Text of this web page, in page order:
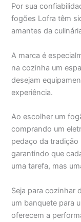
Por sua
fogões Lofra têm
amantes da
A marca é
na cozinha um
desejam
experiência.
Ao escolher um
comprando um
pedaço da
garantindo que
uma tarefa, mas
Seja para cozinhar
um banquete para
oferecem a